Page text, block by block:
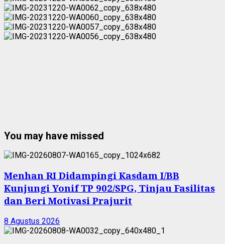
You may have missed
Menhan RI Didampingi Kasdam I/BB
Kunjungi Yonif TP 902/SPG, Tinjau Fasilitas
dan Beri Motivasi Prajurit
8 Agustus 2026